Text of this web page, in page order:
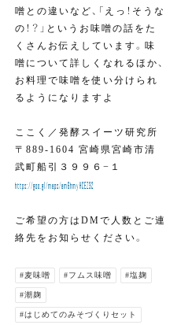
噌との違いなど、「えっ！そうな
の！？」というお味噌の話をた
くさんお伝えしています。味
噌について詳しくなれるほか、
お料理で味噌を使い分けられ
るようになりますよ
ここく／発酵スイーツ研究所
〒889-1604 宮崎県宮崎市清
武町船引３９９６−１
https://goo.gl/maps/am6hmyHCEZ32
ご希望の方はDMで人数とご連
絡先をお知らせください。
#麦味噌 #フムス味噌 #塩麹
#潮麹
#はじめてのみそづくりセット